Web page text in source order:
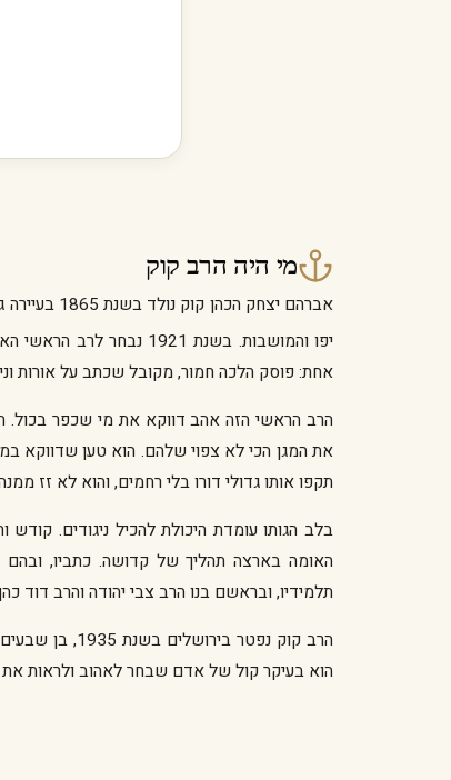
מי היה הרב קוק
יפו והמושבות. בשנת 1921 נבחר לרב הראשי האשכנזי הראשון של ארץ ישראל, וייסד בירושלים את
אחת: פוסק הלכה חמור, מקובל שכתב על אורות
הרב הראשי הזה אהב דווקא את מי שכפר בכול.
את המגן הכי לא צפוי שלהם. הוא טען
תקפו אותו גדולי דורו בלי רחמים, והוא לא זז
בלב הגותו עומדת היכולת להכיל ניגודים.
האומה בארצה תהליך של קדושה. כתביו, ובהם
תלמידיו, ובראשם בנו הרב צבי יהודה והרב דוד
הרב קוק
הוא בעיקר קול של אדם שבחר לאהוב ולראות